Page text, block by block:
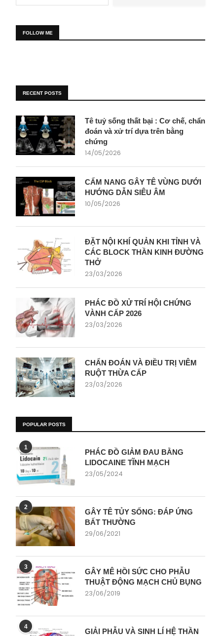
FOLLOW ME
RECENT POSTS
Tê tuỷ sống thất bại : Cơ chế, chẩn
đoán và xử trí dựa trên bằng
chứng
14/05/2026
CẨM NANG GÂY TÊ VÙNG DƯỚI
HƯỚNG DẪN SIÊU ÂM
10/05/2026
ĐẶT NỘI KHÍ QUẢN KHI TỈNH VÀ
CÁC BLOCK THẦN KINH ĐƯỜNG
THỞ
23/03/2026
PHÁC ĐỒ XỬ TRÍ HỘI CHỨNG
VÀNH CẤP 2026
23/03/2026
CHẨN ĐOÁN VÀ ĐIỀU TRỊ VIÊM
RUỘT THỪA CẤP
23/03/2026
POPULAR POSTS
1
PHÁC ĐỒ GIẢM ĐAU BẰNG
LIDOCAINE TĨNH MẠCH
23/05/2024
2
GÂY TÊ TỦY SỐNG: ĐÁP ỨNG
BẤT THƯỜNG
29/06/2021
3
GÂY MÊ HỒI SỨC CHO PHẪU
THUẬT ĐỘNG MẠCH CHỦ BỤNG
23/06/2019
4
GIẢI PHẪU VÀ SINH LÍ HỆ THẦN